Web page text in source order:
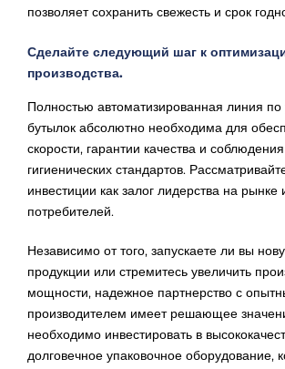
позволяет сохранить свежесть и срок
Сделайте следующий шаг к
производства.
Полностью автоматизированная линия по
бутылок абсолютно необходима для
скорости, гарантии качества и
гигиенических стандартов.
инвестиции как залог лидерства на рынке
потребителей.
Независимо от того, запускаете ли вы
продукции или стремитесь увеличить
мощности, надежное партнерство с
производителем имеет решающее
необходимо инвестировать в
долговечное упаковочное оборудование,